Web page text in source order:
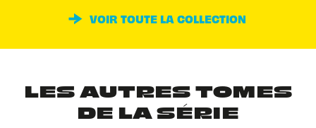
VOIR TOUTE LA COLLECTION
LES AUTRES TOMES
DE LA SÉRIE